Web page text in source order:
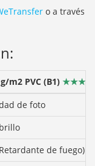
o a través
m2 PVC (B1)
de foto
de fuego)